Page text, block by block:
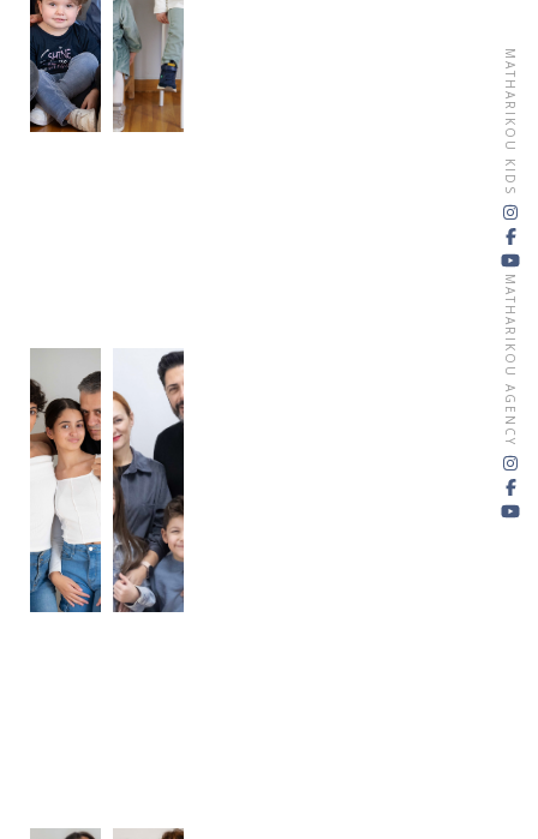
MATHARIKOU KIDS
MATHARIKOU AGENCY